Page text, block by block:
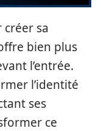
sa
bien plus
l’entrée.
l’identité
ses
ce